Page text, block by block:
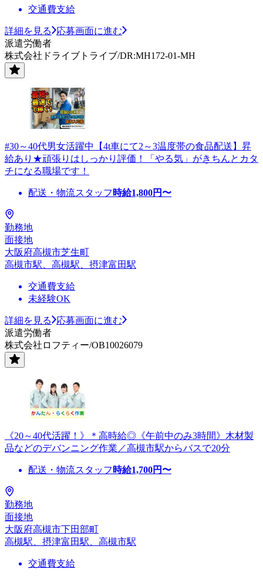
交通費支給
詳細を見る
応募画面に進む
派遣労働者
株式会社ドライブトライブ/DR:MH172-01-MH
#30～40代男女活躍中【4t車にて2～3温度帯の食品配送】昇
給あり★頑張りはしっかり評価！「やる気」がきちんとカタ
チになる職場です！
配送・物流スタッフ 時給1,800円〜
勤務地
面接地
大阪府高槻市芝生町
高槻市駅、高槻駅、摂津富田駅
交通費支給
未経験OK
詳細を見る
応募画面に進む
派遣労働者
株式会社ロフティー/OB10026079
《20～40代活躍！》＊高時給◎《午前中のみ3時間》木材製
品などのデバンニング作業／高槻市駅からバスで20分
配送・物流スタッフ 時給1,700円〜
勤務地
面接地
大阪府高槻市下田部町
高槻駅、摂津富田駅、高槻市駅
交通費支給